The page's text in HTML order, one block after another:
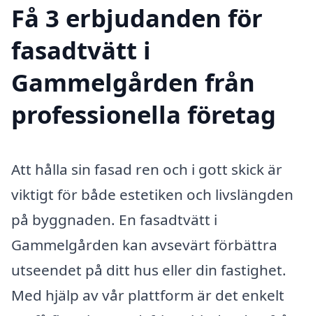
Få 3 erbjudanden för
fasadtvätt i
Gammelgården från
professionella företag
Att hålla sin fasad ren och i gott skick är
viktigt för både estetiken och livslängden
på byggnaden. En fasadtvätt i
Gammelgården kan avsevärt förbättra
utseendet på ditt hus eller din fastighet.
Med hjälp av vår plattform är det enkelt